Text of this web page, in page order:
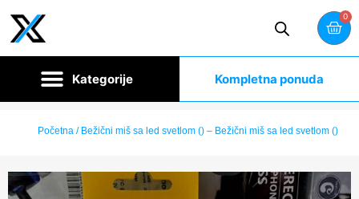
0
Kompletna ponuda
Početna/ Bežični miš sa led svetlom () – Bežični miš sa led svetlom ()